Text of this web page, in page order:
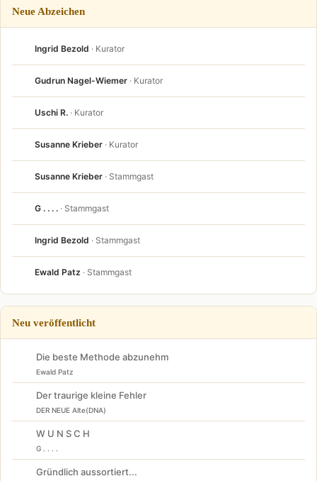
Neue Abzeichen
Ingrid Bezold · Kurator
Gudrun Nagel-Wiemer · Kurator
Uschi R. · Kurator
Susanne Krieber · Kurator
Susanne Krieber · Stammgast
G . . . . · Stammgast
Ingrid Bezold · Stammgast
Ewald Patz · Stammgast
Neu veröffentlicht
Die beste Methode abzunehm
Ewald Patz
Der traurige kleine Fehler
DER NEUE Alte(DNA)
W U N S C H
G . . . .
Gründlich aussortiert...